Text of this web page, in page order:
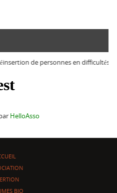
de personnes en difficultés et
HelloAsso
BIO